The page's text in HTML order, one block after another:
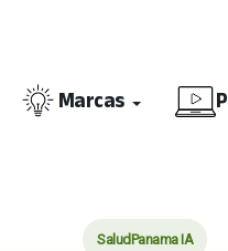
Marcas
SaludPanama IA